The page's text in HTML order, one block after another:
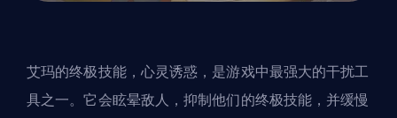
艾玛的终极技能，心灵诱惑，是游戏中最强大的干扰工
具之一。它会眩晕敌人，抑制他们的终极技能，并缓慢